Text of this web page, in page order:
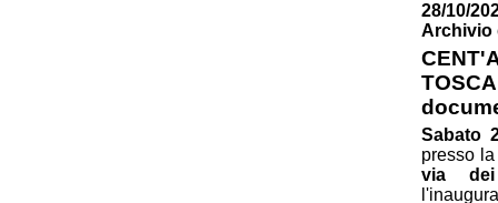
28/10/
Archivio
Sabato
presso la
via